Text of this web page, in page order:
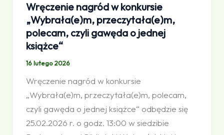
Wręczenie nagród w konkursie
„Wybrała(e)m, przeczytała(e)m,
polecam, czyli gawęda o jednej
książce“
16 lutego 2026
Wręczenie nagród w konkursie
„Wybrała(e)m, przeczytała(e)m, polecam,
czyli gawęda o jednej książce“ odbędzie się
25.02.2026 r. o godz. 13:00 w siedzibie